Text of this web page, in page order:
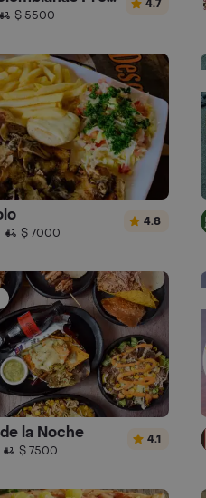
$ 5500
4.7
$ 7000
4.8
la Noche
$ 7500
4.1